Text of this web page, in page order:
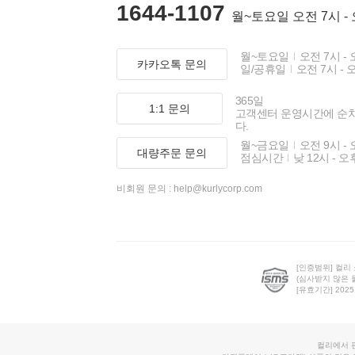
1644-1107 월~토요일 오전 7시 -
카카오톡 문의
월~토요일
오전 7시 -
일/공휴일
오전 7시 -
1:1 문의
365일
고객센터 운영시간에 순
다.
대량주문 문의
월~금요일
오전 9시 -
점심시간
낮 12시 - 오
비회원 문의 : help@kurlycorp.com
[인증범위] 컬리
(심사받지 않은
[유효기간]
컬리에서